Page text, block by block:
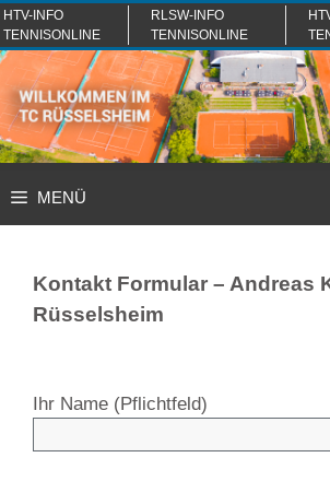
Zum
Inhalt
springen
HTV-INFO
TENNISONLINE
RLSW-INFO
TENNISONLINE
MENÜ
Kontakt Formular – Andreas
Rüsselsheim
Ihr Name (Pflichtfeld)